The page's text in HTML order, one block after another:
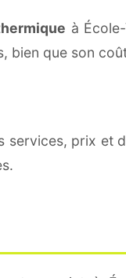
à
bien que son
prix et